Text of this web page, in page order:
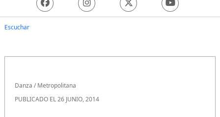
Escuchar
Danza /Metropolitana
PUBLICADO EL 26 JUNIO, 2014